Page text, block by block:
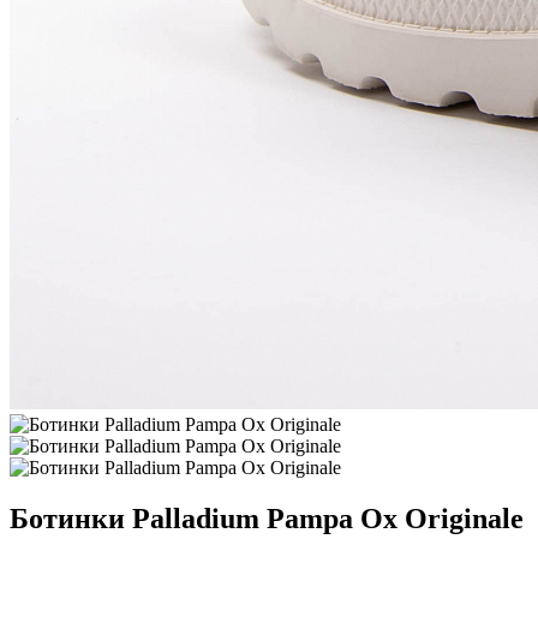
Ботинки Palladium Pampa Ox Originale